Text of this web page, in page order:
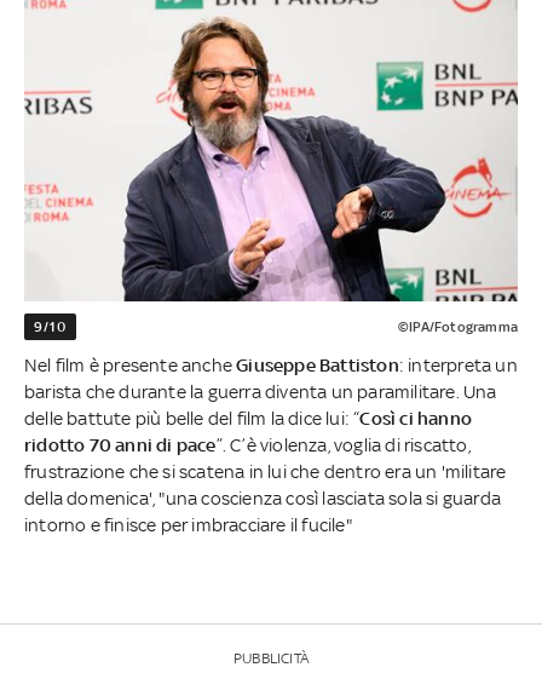
9/10 ©IPA/Fotogramma
Nel film è presente ancheGiuseppe Battiston: interpreta un
barista che durante la guerra diventa un paramilitare. Una
delle battute più belle del film la dice lui: “Così ci hanno
ridotto 70 anni di pace”. C’è violenza, voglia di riscatto,
frustrazione che si scatena in lui che dentro era un 'militare
della domenica', "una coscienza così lasciata sola si guarda
intorno e finisce per imbracciare il fucile"
PUBBLICITÀ